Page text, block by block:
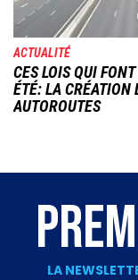
ACTUALITÉ
CES LOIS QUI
ÉTÉ: LA CRÉATION
AUTOROUTES
LA